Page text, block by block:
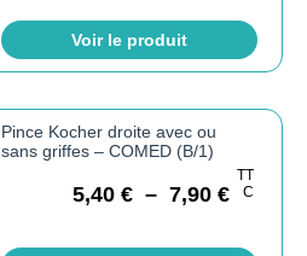
Voir le produit
Pince Kocher droite avec ou
sans griffes – COMED (B/1)
5,40 € – 7,90 €
TT
C